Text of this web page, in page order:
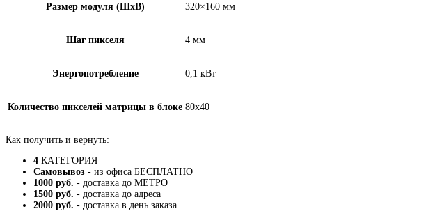
Размер модуля (ШxВ) 320×160 мм
Шаг пикселя 4 мм
Энергопотребление 0,1 кВт
Количество пикселей матрицы в блоке 80х40
Как получить и вернуть:
4 КАТЕГОРИЯ
Самовывоз - из офиса БЕСПЛАТНО
1000 руб. - доставка до МЕТРО
1500 руб. - доставка до адреса
2000 руб. - доставка в день заказа